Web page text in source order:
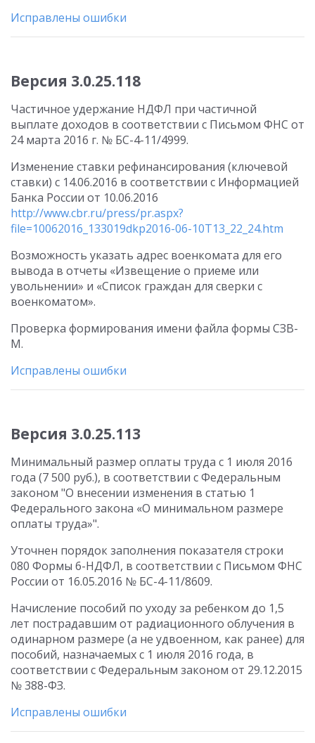
Исправлены ошибки
Версия 3.0.25.118
Частичное удержание НДФЛ при частичной
выплате доходов в соответствии с Письмом ФНС от
24 марта 2016 г. № БС-4-11/4999.
Изменение ставки рефинансирования (ключевой
ставки) с 14.06.2016 в соответствии с Информацией
Банка России от 10.06.2016
http://www.cbr.ru/press/pr.aspx?
file=10062016_133019dkp2016-06-10T13_22_24.htm
Возможность указать адрес военкомата для его
вывода в отчеты «Извещение о приеме или
увольнении» и «Список граждан для сверки с
военкоматом».
Проверка формирования имени файла формы СЗВ-
М.
Исправлены ошибки
Версия 3.0.25.113
Минимальный размер оплаты труда с 1 июля 2016
года (7 500 руб.), в соответствии с Федеральным
законом "О внесении изменения в статью 1
Федерального закона «О минимальном размере
оплаты труда»".
Уточнен порядок заполнения показателя строки
080 Формы 6-НДФЛ, в соответствии с Письмом ФНС
России от 16.05.2016 № БС-4-11/8609.
Начисление пособий по уходу за ребенком до 1,5
лет пострадавшим от радиационного облучения в
одинарном размере (а не удвоенном, как ранее) для
пособий, назначаемых с 1 июля 2016 года, в
соответствии с Федеральным законом от 29.12.2015
№ 388-ФЗ.
Исправлены ошибки